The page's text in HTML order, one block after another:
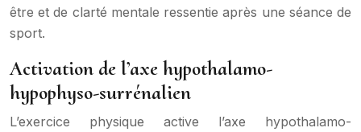
être et de clarté mentale ressentie après une séance de
sport.
Activation de l’axe hypothalamo-
hypophyso-surrénalien
L’exercice physique active l’axe hypothalamo-